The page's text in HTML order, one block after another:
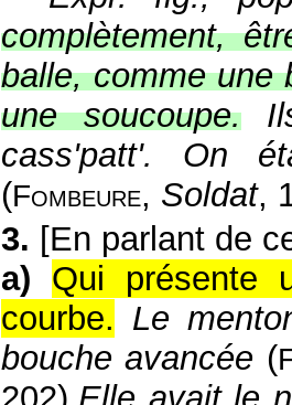
complètement,
balle, comme une
une soucoupe.
cass'patt'. On
(Fombeure, Soldat,
3. [En parlant de
a) Qui présente
courbe. Le
bouche avancée (